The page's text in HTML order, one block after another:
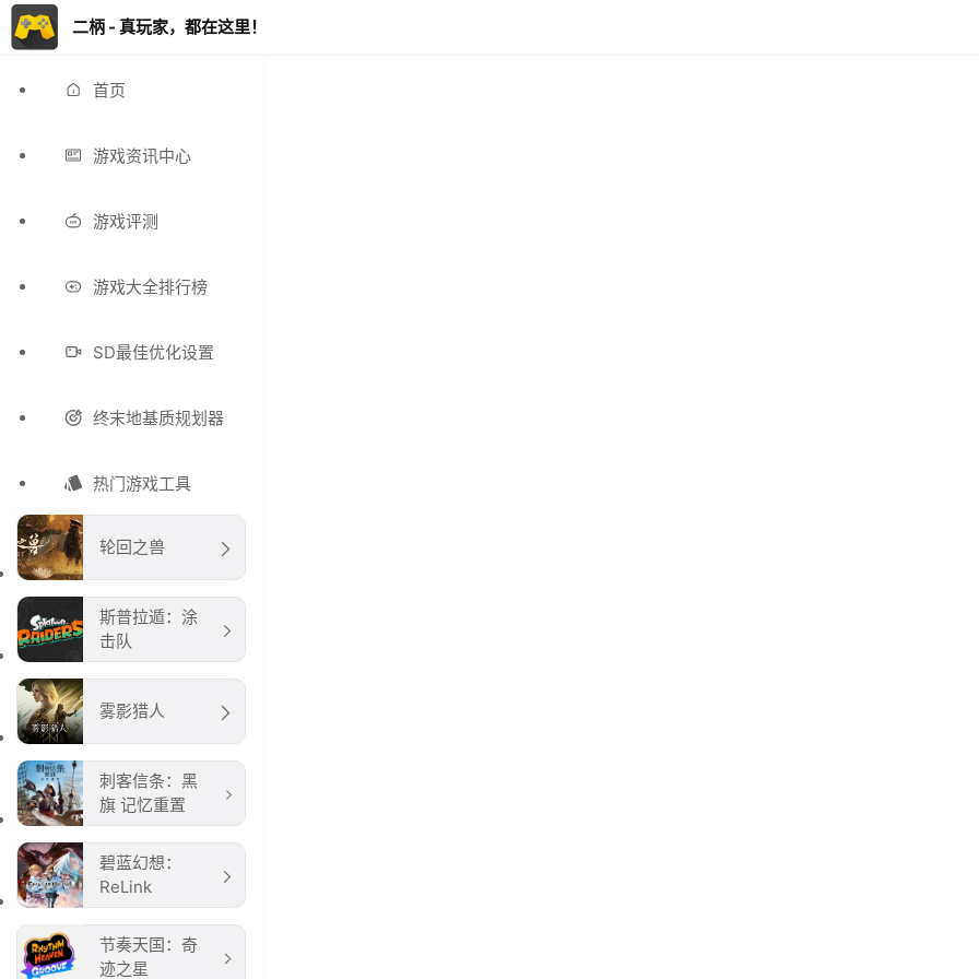
二柄 - 真玩家，都在这里！
首页
游戏资讯中心
游戏评测
游戏大全排行榜
SD最佳优化设置
终末地基质规划器
热门游戏工具
轮回之兽
斯普拉遁：涂
击队
雾影猎人
刺客信条：黑
旗 记忆重置
碧蓝幻想：
ReLink
节奏天国：奇
迹之星